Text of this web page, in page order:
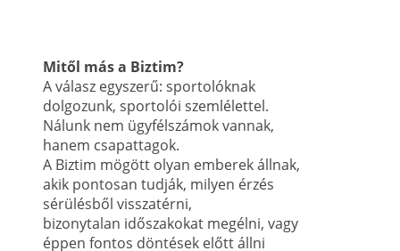
Mitől más a Biztim?
A válasz egyszerű: sportolóknak
dolgozunk, sportolói szemlélettel.
Nálunk nem ügyfélszámok vannak,
hanem csapattagok.
A Biztim mögött olyan emberek állnak,
akik pontosan tudják, milyen érzés
sérülésből visszatérni,
bizonytalan időszakokat megélni, vagy
éppen fontos döntések előtt állni